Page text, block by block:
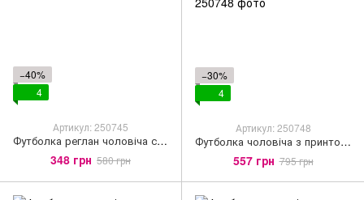
−40%
4
Артикул: 250745
Футболка реглан чоловіча сірого кольору
348 грн 580 грн
−30%
4
Артикул: 250748
Футболка чоловіча з принтом та написом "Kyiv Summer" у сірому кольорі
557 грн 795 грн